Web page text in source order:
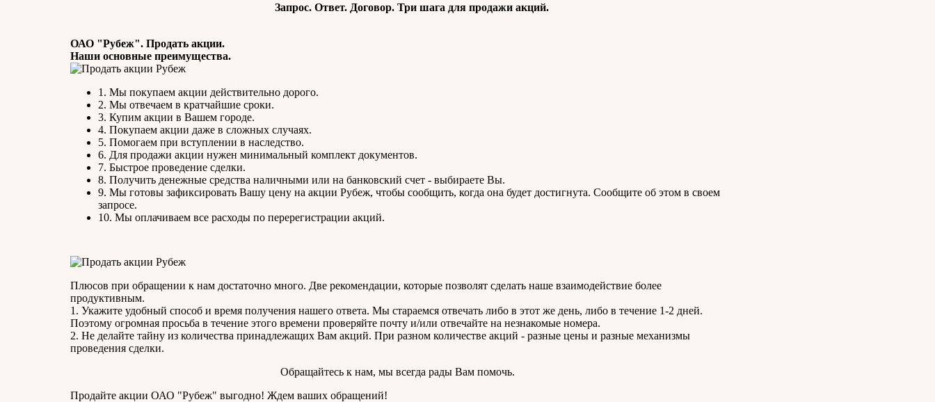
Запрос. Ответ. Договор. Три шага для продажи акций.
ОАО "Рубеж". Продать акции.
Наши основные преимущества.
1. Мы покупаем акции действительно дорого.
2. Мы отвечаем в кратчайшие сроки.
3. Купим акции в Вашем городе.
4. Покупаем акции даже в сложных случаях.
5. Помогаем при вступлении в наследство.
6. Для продажи акции нужен минимальный комплект документов.
7. Быстрое проведение сделки.
8. Получить денежные средства наличными или на банковский счет - выбираете Вы.
9. Мы готовы зафиксировать Вашу цену на акции Рубеж, чтобы сообщить, когда она будет достигнута. Сообщите об этом в своем
запросе.
10. Мы оплачиваем все расходы по перерегистрации акций.
Плюсов при обращении к нам достаточно много. Две рекомендации, которые позволят сделать наше взаимодействие более
продуктивным.
1. Укажите удобный способ и время получения нашего ответа. Мы стараемся отвечать либо в этот же день, либо в течение 1-2 дней.
Поэтому огромная просьба в течение этого времени проверяйте почту и/или отвечайте на незнакомые номера.
2. Не делайте тайну из количества принадлежащих Вам акций. При разном количестве акций - разные цены и разные механизмы
проведения сделки.
Обращайтесь к нам, мы всегда рады Вам помочь.
Продайте акции ОАО "Рубеж" выгодно! Ждем ваших обращений!